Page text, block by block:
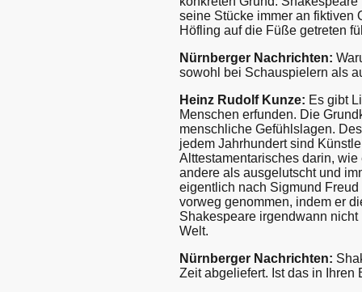
seine Stücke immer an fiktiven
Höfling auf die Füße getreten
Nürnberger Nachrichten:
sowohl bei Schauspielern als
Heinz Rudolf Kunze: Es gibt
Menschen erfunden. Die
menschliche Gefühlslagen.
jedem Jahrhundert sind
Alttestamentarisches darin,
andere als ausgelutscht und
eigentlich nach Sigmund
vorweg genommen, indem er
Shakespeare irgendwann
Welt.
Nürnberger Nachrichten:
Zeit abgeliefert. Ist das in